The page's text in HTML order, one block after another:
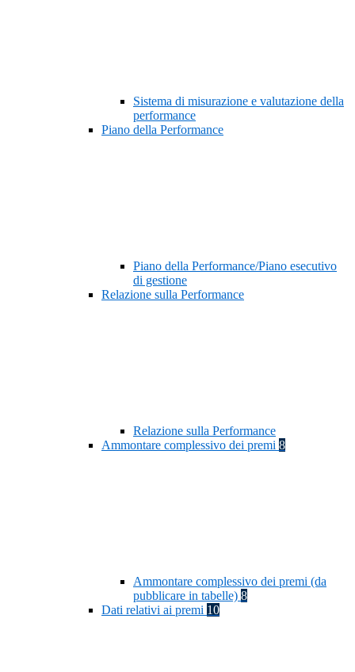
Sistema di misurazione e valutazione della
performance
Piano della Performance
Piano della Performance/Piano esecutivo
di gestione
Relazione sulla Performance
Relazione sulla Performance
Ammontare complessivo dei premi 8
Ammontare complessivo dei premi (da
pubblicare in tabelle) 8
Dati relativi ai premi 10